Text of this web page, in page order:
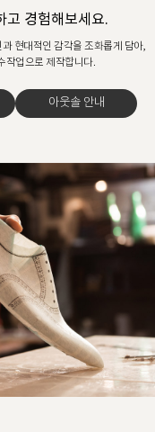
고 경험해보세요.
현대적인 감각을 조화롭게 담아,
작업으로 제작합니다.
아웃솔 안내